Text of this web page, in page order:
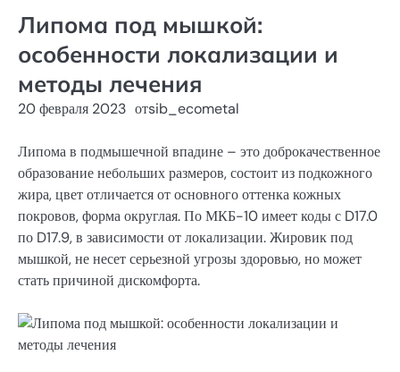
Липома под мышкой:
особенности локализации и
методы лечения
20 февраля 2023 отsib_ecometal
Липома в подмышечной впадине – это доброкачественное
образование небольших размеров, состоит из подкожного
жира, цвет отличается от основного оттенка кожных
покровов, форма округлая. По МКБ-10 имеет коды с D17.0
по D17.9, в зависимости от локализации. Жировик под
мышкой, не несет серьезной угрозы здоровью, но может
стать причиной дискомфорта.